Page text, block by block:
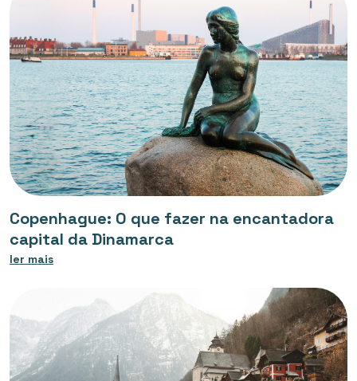
Copenhague: O que fazer na encantadora
capital da Dinamarca
ler mais